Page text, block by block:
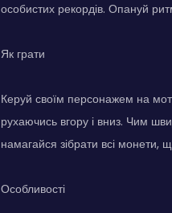
особистих рекордів. Опануй
Як грати
Керуй своїм персонажем на
рухаючись вгору і вниз. Чим
намагайся зібрати всі монети,
Особливості